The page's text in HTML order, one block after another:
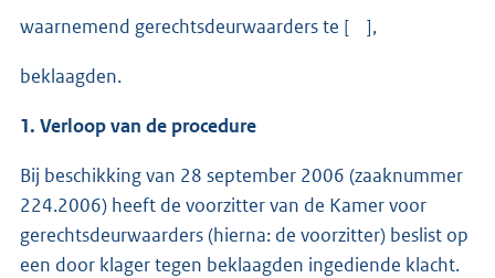
waarnemend gerechtsdeurwaarders te [ ],
beklaagden.
1. Verloop van de procedure
Bij beschikking van 28 september 2006 (zaaknummer
224.2006) heeft de voorzitter van de Kamer voor
gerechtsdeurwaarders (hierna: de voorzitter) beslist op
een door klager tegen beklaagden ingediende klacht.